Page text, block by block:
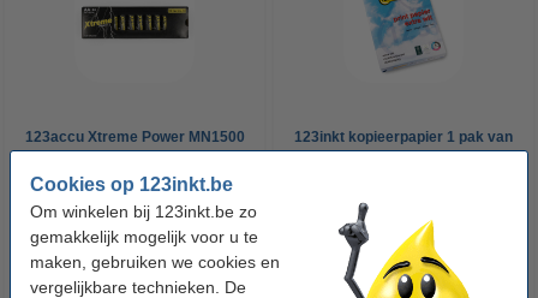
Cookies op 123inkt.be
Om winkelen bij 123inkt.be zo
gemakkelijk mogelijk voor u te
maken, gebruiken we cookies en
vergelijkbare technieken. De
123accu Xtreme Power MN1500
€ 14,95 Incl. 21% btw
123inkt kopieerpapier 1 pak van
€ 7,25 Incl. 21% btw